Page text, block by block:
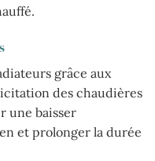
grâce aux
des chaudières
une baisser
et prolonger la durée